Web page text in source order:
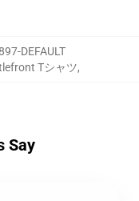
DEFAULT
Tシャツ,
Say